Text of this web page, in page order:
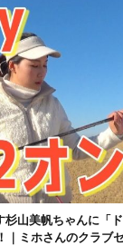
杉山美帆ちゃんに「
｜ミホさんのクラブ